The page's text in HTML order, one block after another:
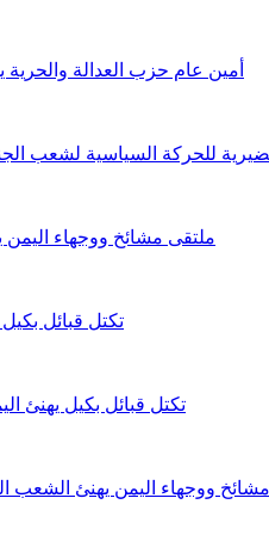
أمين عام حزب العدالة
للحركة السياسية لشعب
ملتقى مشائخ ووجهاء اليمن
تكتل قبائل
تكتل قبائل بكيل يهنئ
ووجهاء اليمن يهنئ الشعب